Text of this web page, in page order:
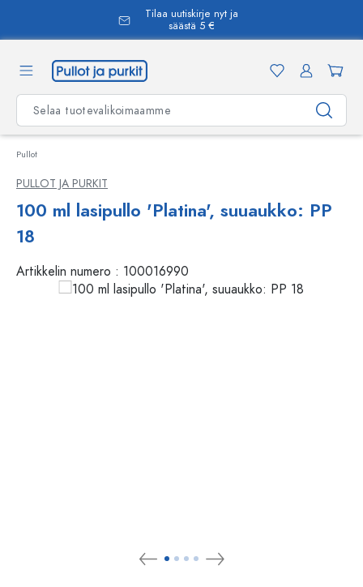
Tilaa uutiskirje nyt ja
säästä 5 €
Pullot
PULLOT JA PURKIT
100 ml lasipullo 'Platina', suuaukko: PP
18
Artikkelin numero : 100016990